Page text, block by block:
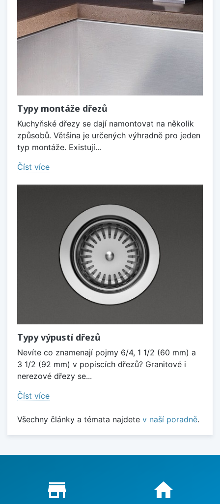
Typy montáže dřezů
Kuchyňské dřezy se dají namontovat na několik
způsobů. Většina je určených výhradně pro jeden
typ montáže. Existují...
Číst více
Typy výpustí dřezů
Nevíte co znamenají pojmy 6/4, 1 1/2 (60 mm) a
3 1/2 (92 mm) v popiscích dřezů? Granitové i
nerezové dřezy se...
Číst více
Všechny články a témata najdete v naší poradně.
Proč nakupovat u nás?
store_mall_directory home